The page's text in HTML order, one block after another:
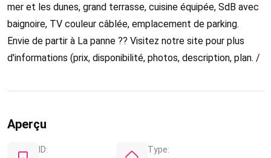
mer et les dunes, grand terrasse, cuisine équipée, SdB avec
baignoire, TV couleur câblée, emplacement de parking.
Envie de partir à La panne ?? Visitez notre site pour plus
d'informations (prix, disponibilité, photos, description, plan. /
Aperçu
ID: Type: